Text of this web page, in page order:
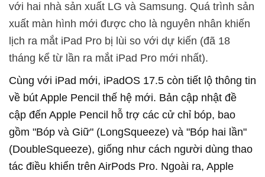
với hai nhà sản xuất LG và Samsung. Quá trình sản
xuất màn hình mới được cho là nguyên nhân khiến
lịch ra mắt iPad Pro bị lùi so với dự kiến (đã 18
tháng kể từ lần ra mắt iPad Pro mới nhất).
Cùng với iPad mới, iPadOS 17.5 còn tiết lộ thông tin
về bút Apple Pencil thế hệ mới. Bản cập nhật đề
cập đến Apple Pencil hỗ trợ các cử chỉ bóp, bao
gồm "Bóp và Giữ" (LongSqueeze) và "Bóp hai lần"
(DoubleSqueeze), giống như cách người dùng thao
tác điều khiển trên AirPods Pro. Ngoài ra, Apple